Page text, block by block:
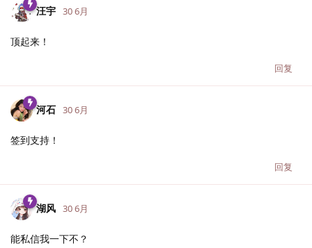
汪宇 30 6月
顶起来！
回复
河石 30 6月
签到支持！
回复
湖风 30 6月
能私信我一下不？